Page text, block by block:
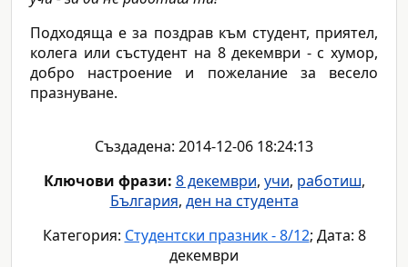
Подходяща е за поздрав към студент, приятел,
колега или състудент на 8 декември - с хумор,
добро настроение и пожелание за весело
празнуване.
Създадена: 2014-12-06 18:24:13
Ключови фрази: 8 декември, учи, работиш,
България, ден на студента
Категория: Студентски празник - 8/12; Дата: 8
декември